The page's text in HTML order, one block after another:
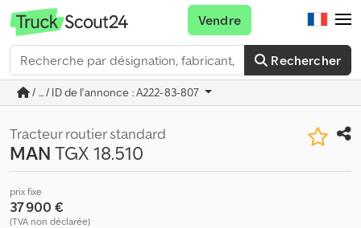
Rechercher
Vendre
/ ... / ID de l'annonce : A222-83-807
Tracteur routier standard
MANTGX 18.510
prix fixe
37 900 €
(TVA non déclarée)